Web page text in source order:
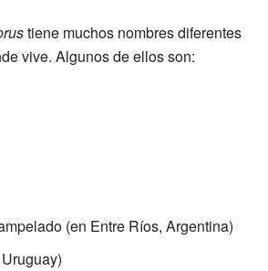
tiene muchos nombres diferentes
vive. Algunos de ellos son:
(en Entre Ríos, Argentina)